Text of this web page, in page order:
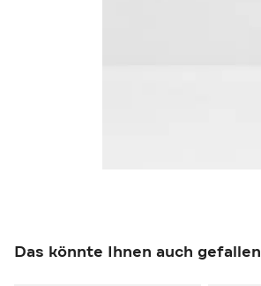
Das könnte Ihnen auch gefallen